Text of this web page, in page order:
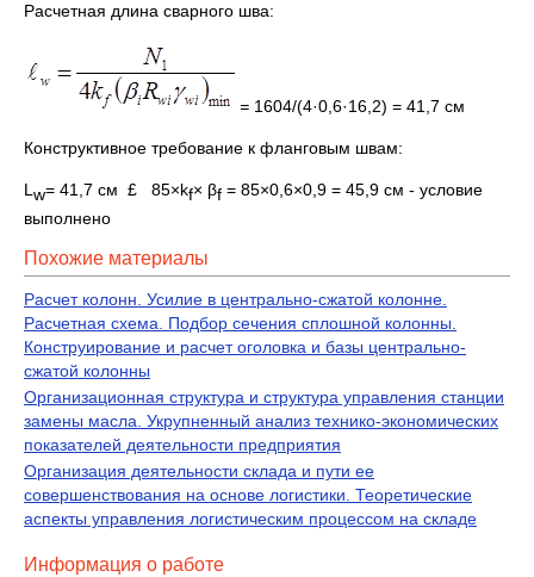
Расчетная длина сварного шва:
= 1604/(4·0,6·16,2) = 41,7 см
Конструктивное требование к фланговым швам:
Lw= 41,7 см £ 85×kf× βf = 85×0,6×0,9 = 45,9 см - условие
выполнено
Похожие материалы
Расчет колонн. Усилие в центрально-сжатой колонне.
Расчетная схема. Подбор сечения сплошной колонны.
Конструирование и расчет оголовка и базы центрально-
сжатой колонны
Организационная структура и структура управления станции
замены масла. Укрупненный анализ технико-экономических
показателей деятельности предприятия
Организация деятельности склада и пути ее
совершенствования на основе логистики. Теоретические
аспекты управления логистическим процессом на складе
Информация о работе